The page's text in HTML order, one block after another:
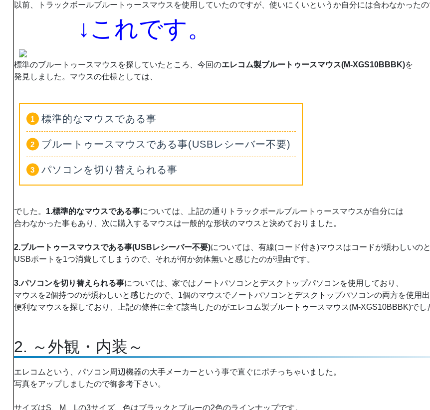
以前、トラックボールブルートゥースマウスを使用していたのですが、使いにくいというか自分には合わなかった
↓これです。
標準のブルートゥースマウスを探していたところ、今回のエレコム製ブルートゥースマウス(M-XGS10BBBK)を
発見しました。マウスの仕様としては、
標準的なマウスである事
ブルートゥースマウスである事(USBレシーバー不要)
パソコンを切り替えられる事
でした。 1.標準的なマウスである事については、上記の通りトラックボールブルートゥースマウスが自分には
合わなかった事もあり、次に購入するマウスは一般的な形状のマウスと決めておりました。
2.ブルートゥースマウスである事(USBレシーバー不要)については、有線(コード付き)マウスはコードが煩わしいのと
USBポートを1つ消費してしまうので、それが何か勿体無いと感じたのが理由です。
3.パソコンを切り替えられる事については、家ではノートパソコンとデスクトップパソコンを使用しており、
マウスを2個持つのが煩わしいと感じたので、1個のマウスでノートパソコンとデスクトップパソコンの両方を使用
便利なマウスを探しており、上記の條件に全て該当したのがエレコム製ブルートゥースマウス(M-XGS10BBBK)でし
2. ～外観・内装～
エレコムという、パソコン周辺機器の大手メーカーという事で直ぐにポチっちゃいました。
写真をアップしましたので御参考下さい。
サイズはS、M、Lの3サイズ、色はブラックとブルーの2色のラインナップです。